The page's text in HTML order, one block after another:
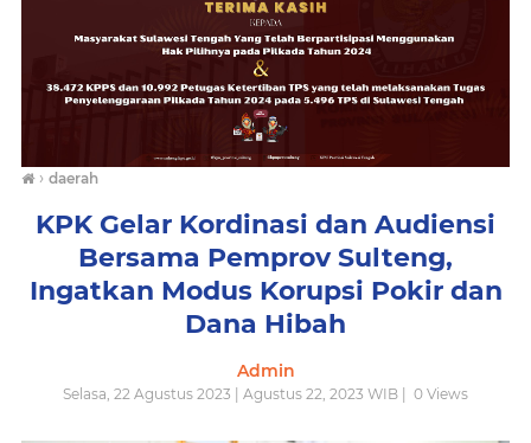
› daerah
KPK Gelar Kordinasi dan Audiensi
Bersama Pemprov Sulteng,
Ingatkan Modus Korupsi Pokir dan
Dana Hibah
Admin
Selasa, 22 Agustus 2023 | Agustus 22, 2023 WIB | 0 Views